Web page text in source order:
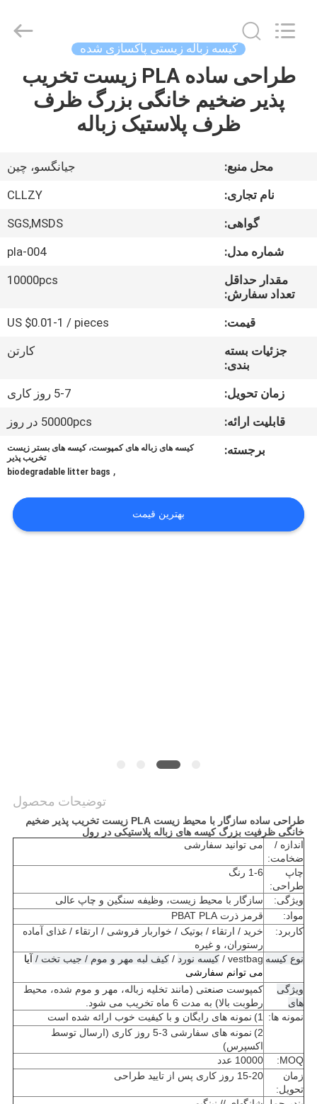
خونه
محصولات
درباره
کارخانه
کنترل
درخواست
نقل قول
سایت
Materials
Reserved.
کیسه زباله زیستی پاکسازی شده
طراحی ساده PLA زیست تخریب
پذیر ضخیم خانگی بزرگ ظرف
ظرف پلاستیک زباله
محل منبع:
جیانگسو، چین
نام تجاری:
CLLZY
گواهی:
SGS,MSDS
شماره مدل:
pla-004
مقدار حداقل
تعداد سفارش:
10000pcs
قیمت:
US $0.01-1 / pieces
جزئیات بسته
بندی:
کارتن
زمان تحویل:
5-7 روز کاری
قابلیت ارائه:
50000pcs در روز
برجسته:
کیسه های زباله های کمپوست، کیسه های بستر زیست
تخریب پذیر
,
biodegradable litter bags
بهترین قیمت
توضیحات محصول
طراحی ساده سازگار با محیط زیست PLA زیست تخریب پذیر ضخیم
خانگی ظرفیت بزرگ کیسه های زباله پلاستیکی در رول
اندازه /
ضخامت:
می توانید سفارشی
چاپ
طراحی:
1-6 رنگ
ویژگی:
سازگار با محیط زیست، وظیفه سنگین و چاپ عالی
مواد:
قرمز ذرت PBAT PLA
کاربرد:
خرید / ارتقاء / بوتیک / خواربار فروشی / ارتقاء / غذای آماده
رستوران، و غیره
نوع کیسه vestbag / کیسه نورد/ کیف لبه مهر و موم / جیب تخت / آیا
می توانم سفارشی
ویژگی
های
کمپوست صنعتی (مانند تخلیه زباله، مهر و موم شده، محیط
رطوبت بالا) به مدت 6 ماه تخریب می شود.
نمونه ها: 1)
نمونه های رایگان و با کیفیت خوب ارائه شده است
2)
نمونه های سفارشی 3-5 روز کاری (ارسال توسط
اکسپرس)
MOQ:
10000 عدد
زمان
تحویل:
15-20 روز کاری پس از تایید طراحی